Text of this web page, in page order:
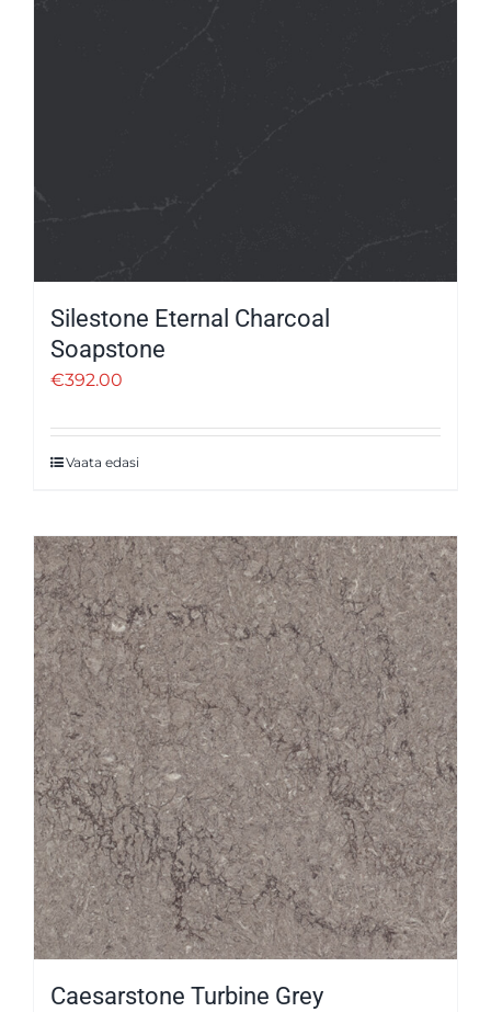
Silestone Eternal Charcoal
Soapstone
€392.00
Vaata edasi
Caesarstone Turbine Grey